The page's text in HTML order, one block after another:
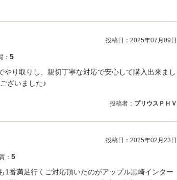
投稿日： 2025年07月09日
： 5
り取りし、親切丁寧な対応で安心して購入出来まし
ざいました♪
投稿者： プリウスＰＨＶ
投稿日： 2025年02月23日
： 5
番満足行くご対応頂いたのがアップル黒崎インター